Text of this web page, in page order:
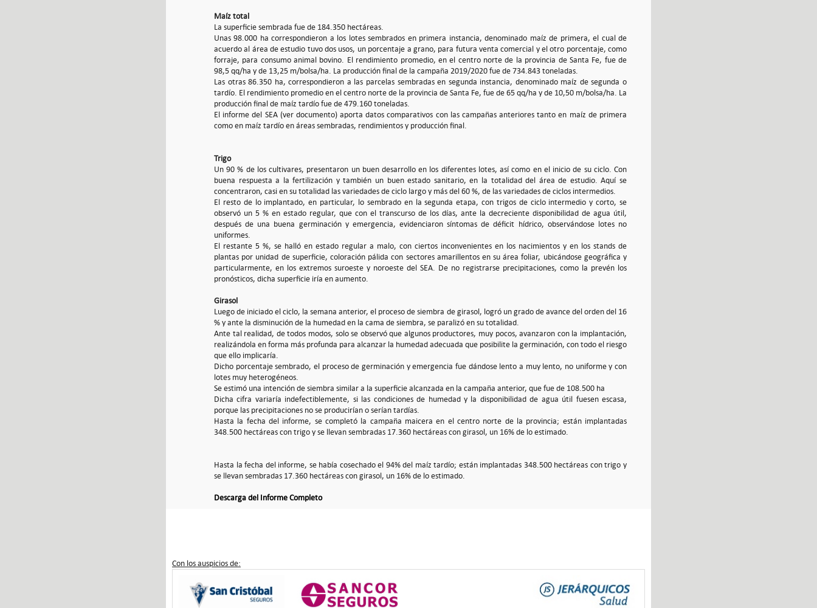
Maíz total
La superficie sembrada fue de 184.350 hectáreas.
Unas 98.000 ha correspondieron a los lotes sembrados en primera instancia, denominado maíz de primera, el cual de
acuerdo al área de estudio tuvo dos usos, un porcentaje a grano, para futura venta comercial y el otro porcentaje, como
forraje, para consumo animal bovino. El rendimiento promedio, en el centro norte de la provincia de Santa Fe, fue de
98,5 qq/ha y de 13,25 m/bolsa/ha. La producción final de la campaña 2019/2020 fue de 734.843 toneladas.
Las otras 86.350 ha, correspondieron a las parcelas sembradas en segunda instancia, denominado maíz de segunda o
tardío. El rendimiento promedio en el centro norte de la provincia de Santa Fe, fue de 65 qq/ha y de 10,50 m/bolsa/ha. La
producción final de maíz tardío fue de 479.160 toneladas.
El informe del SEA (ver documento) aporta datos comparativos con las campañas anteriores tanto en maíz de primera
como en maíz tardío en áreas sembradas, rendimientos y producción final.
Trigo
Un 90 % de los cultivares, presentaron un buen desarrollo en los diferentes lotes, así como en el inicio de su ciclo. Con
buena respuesta a la fertilización y también un buen estado sanitario, en la totalidad del área de estudio. Aquí se
concentraron, casi en su totalidad las variedades de ciclo largo y más del 60 %, de las variedades de ciclos intermedios.
El resto de lo implantado, en particular, lo sembrado en la segunda etapa, con trigos de ciclo intermedio y corto, se
observó un 5 % en estado regular, que con el transcurso de los días, ante la decreciente disponibilidad de agua útil,
después de una buena germinación y emergencia, evidenciaron síntomas de déficit hídrico, observándose lotes no
uniformes.
El restante 5 %, se halló en estado regular a malo, con ciertos inconvenientes en los nacimientos y en los stands de
plantas por unidad de superficie, coloración pálida con sectores amarillentos en su área foliar, ubicándose geográfica y
particularmente, en los extremos suroeste y noroeste del SEA. De no registrarse precipitaciones, como la prevén los
pronósticos, dicha superficie iría en aumento.
Girasol
Luego de iniciado el ciclo, la semana anterior, el proceso de siembra de girasol, logró un grado de avance del orden del 16
% y ante la disminución de la humedad en la cama de siembra, se paralizó en su totalidad.
Ante tal realidad, de todos modos, solo se observó que algunos productores, muy pocos, avanzaron con la implantación,
realizándola en forma más profunda para alcanzar la humedad adecuada que posibilite la germinación, con todo el riesgo
que ello implicaría.
Dicho porcentaje sembrado, el proceso de germinación y emergencia fue dándose lento a muy lento, no uniforme y con
lotes muy heterogéneos.
Se estimó una intención de siembra similar a la superficie alcanzada en la campaña anterior, que fue de 108.500 ha
Dicha cifra variaría indefectiblemente, si las condiciones de humedad y la disponibilidad de agua útil fuesen escasa,
porque las precipitaciones no se producirían o serían tardías.
Hasta la fecha del informe, se completó la campaña maicera en el centro norte de la provincia; están implantadas
348.500 hectáreas con trigo y se llevan sembradas 17.360 hectáreas con girasol, un 16% de lo estimado.
Hasta la fecha del informe, se había cosechado el 94% del maíz tardío; están implantadas 348.500 hectáreas con trigo y
se llevan sembradas 17.360 hectáreas con girasol, un 16% de lo estimado.
Descarga del Informe Completo
Con los auspicios de: